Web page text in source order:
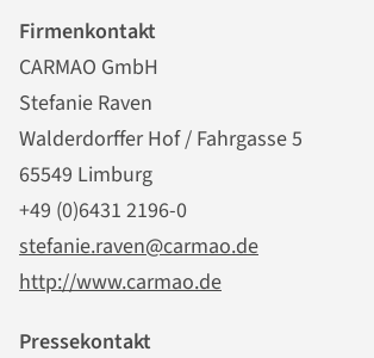
Firmenkontakt
CARMAO GmbH
Stefanie Raven
Walderdorffer Hof / Fahrgasse 5
65549 Limburg
+49 (0)6431 2196-0
stefanie.raven@carmao.de
http://www.carmao.de
Pressekontakt